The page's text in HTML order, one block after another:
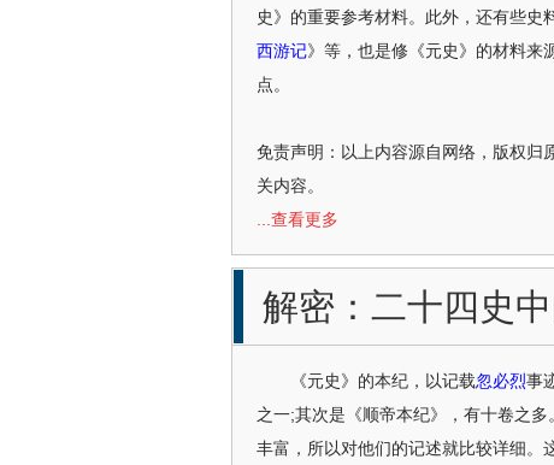
史》的重要参考材料。此外，还有些史
西游记》等，也是修《元史》的材料来
点。
免责声明：以上内容源自网络，版权归
关内容。
...查看更多
解密：二十四史
《元史》的本纪，以记载忽必烈事
之一;其次是《顺帝本纪》，有十卷之多
丰富，所以对他们的记述就比较详细。